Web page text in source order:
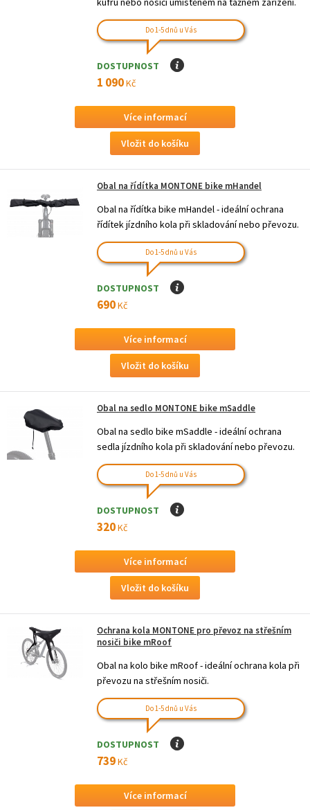
Do 1-5 dnů u Vás
DOSTUPNOST I
1 090Kč
Více informací
Obal na řídítka MONTONE bike mHandel
Obal na řídítka bike mHandel - ideální ochrana
řídítek jízdního kola při skladování nebo převozu.
Do 1-5 dnů u Vás
DOSTUPNOST I
690Kč
Více informací
Obal na sedlo MONTONE bike mSaddle
Obal na sedlo bike mSaddle - ideální ochrana
sedla jízdního kola při skladování nebo převozu.
Do 1-5 dnů u Vás
DOSTUPNOST I
320Kč
Více informací
Ochrana kola MONTONE pro převoz na střešním
nosiči bike mRoof
Obal na kolo bike mRoof - ideální ochrana kola při
převozu na střešním nosiči.
Do 1-5 dnů u Vás
DOSTUPNOST I
739Kč
Více informací